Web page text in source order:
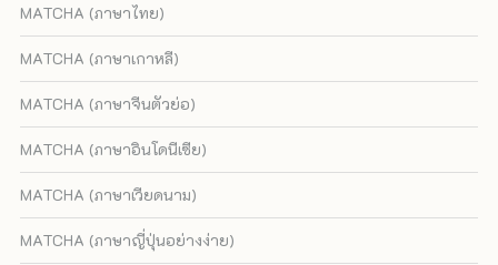
MATCHA (ภาษาไทย)
MATCHA (ภาษาเกาหลี)
MATCHA (ภาษาจีนตัวย่อ)
MATCHA (ภาษาอินโดนีเซีย)
MATCHA (ภาษาเวียดนาม)
MATCHA (ภาษาญี่ปุ่นอย่างง่าย)